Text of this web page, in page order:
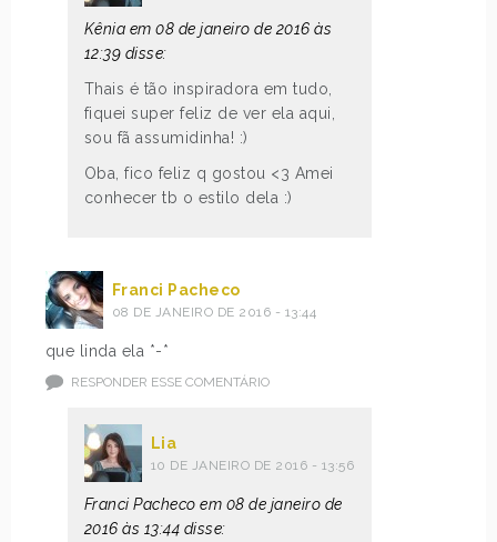
Kênia em 08 de janeiro de 2016 às
12:39 disse:
Thais é tão inspiradora em tudo,
fiquei super feliz de ver ela aqui,
sou fã assumidinha! :)
Oba, fico feliz q gostou <3 Amei
conhecer tb o estilo dela :)
Franci Pacheco
08 DE JANEIRO DE 2016 - 13:44
que linda ela *-*
RESPONDER ESSE COMENTÁRIO
Lia
10 DE JANEIRO DE 2016 - 13:56
Franci Pacheco em 08 de janeiro de
2016 às 13:44 disse: